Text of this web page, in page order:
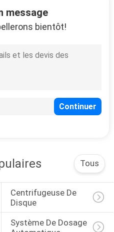
message
bientôt!
Tous
Centrifugeuse De
Disque
Système De Dosage